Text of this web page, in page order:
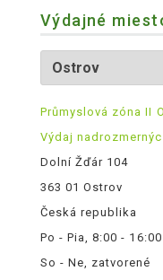
Výdajné
Průmyslová zóna II
Výdaj
Dolní Žďár 104
363 01 Ostrov
Česká republika
Po - Pia, 8:00 - 16:00
So - Ne, zatvorené